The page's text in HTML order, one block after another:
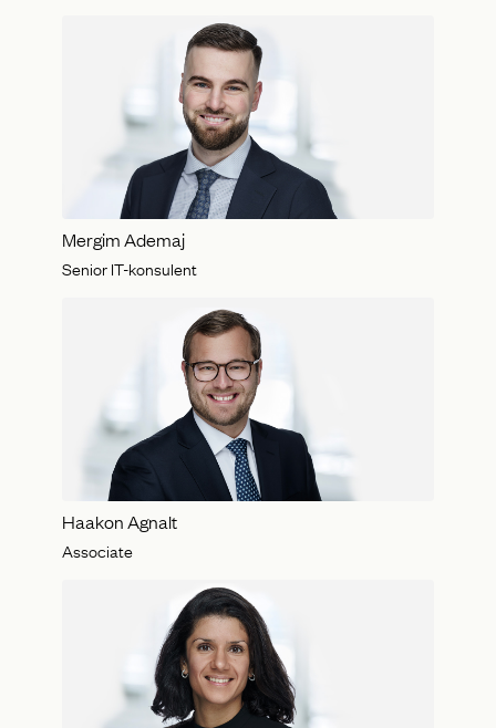
Mergim Ademaj
Senior IT-konsulent
Haakon Agnalt
Associate